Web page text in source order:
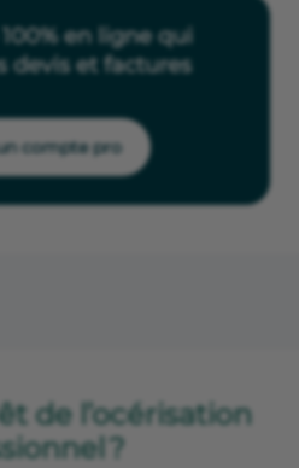
en ligne qui
devis et factures
compte pro
de l’océrisation
?